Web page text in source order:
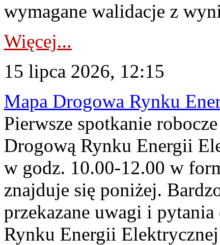
wymagane walidacje z
Więcej...
15 lipca 2026, 12:15
Mapa Drogowa Rynku
Pierwsze spotkanie
Drogową Rynku Energii
w godz. 10.00-12.00 w
znajduje się poniżej.
przekazane uwagi i
Rynku Energii